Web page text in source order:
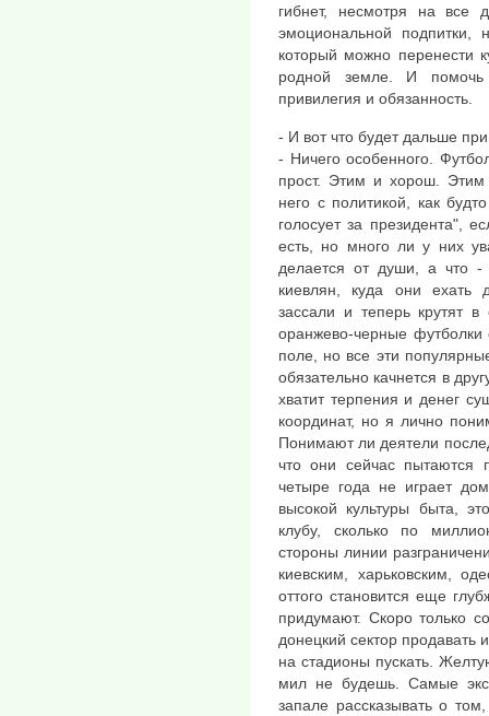
гибнет, несмотря на все
эмоциональной
который можно перенести
родной земле. И
привилегия и обязанность.
- И вот что будет дальше
- Ничего особенного.
прост. Этим и хорош.
него с политикой, как
голосует за президента",
есть, но много ли у них
делается от души, а что -
киевлян, куда они ехать
зассали и теперь крутят
оранжево-черные
поле, но все эти
обязательно качнется в
хватит терпения и денег
координат, но я лично
Понимают ли деятели
что они сейчас пытаются
четыре года не играет
высокой культуры быта,
клубу, сколько по
стороны линии
киевским, харьковским,
оттого становится еще
придумают. Скоро только
донецкий сектор продавать
на стадионы пускать.
мил не будешь. Самые
запале рассказывать о